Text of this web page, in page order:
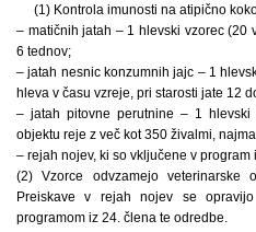
(1) Kontrola imunosti na atipično
– matičnih jatah – 1 hlevski vzorec (20
6 tednov;
– jatah nesnic konzumnih jajc – 1
hleva v času vzreje, pri starosti jate 12
– jatah pitovne perutnine – 1
objektu reje z več kot 350 živalmi,
– rejah nojev, ki so vključene v program
(2) Vzorce odvzamejo veterinarske
Preiskave v rejah nojev se
programom iz 24. člena te odredbe.